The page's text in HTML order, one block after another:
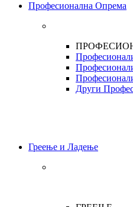
Професионална Опрема
Други
Греење и Ладење